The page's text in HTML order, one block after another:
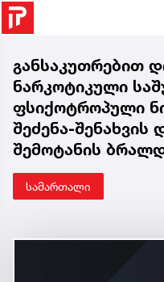
განსაკუთრებით
ნარკოტიკული
ფსიქოტროპული
შეძენა-
შემოტანის
სამართალი